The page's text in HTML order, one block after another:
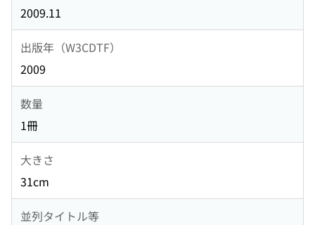
2009.11
出版年（W3CDTF）
2009
数量
1冊
大きさ
31cm
並列タイトル等